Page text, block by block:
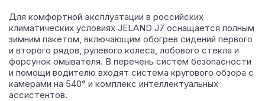
Для комфортной эксплуатации в российских
климатических условиях JELAND J7 оснащается полным
зимним пакетом, включающим обогрев сидений первого
и второго рядов, рулевого колеса, лобового стекла и
форсунок омывателя. В перечень систем безопасности
и помощи водителю входят система кругового обзора с
камерами на 540° и комплекс интеллектуальных
ассистентов.